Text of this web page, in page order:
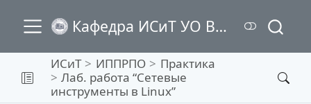
Кафедра ИСиТ УО ВГТУ
ИСиТ ИППРПО
Практика
Лаб. работа “Сетевые
инструменты в Linux”